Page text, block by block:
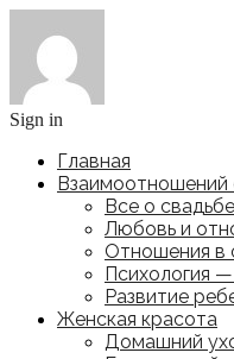
Sign in
Главная
Взаимоотношений
Все о свадьбе
Любовь и
Отношения в
Психология
Развитие
Женская красота
Домашний